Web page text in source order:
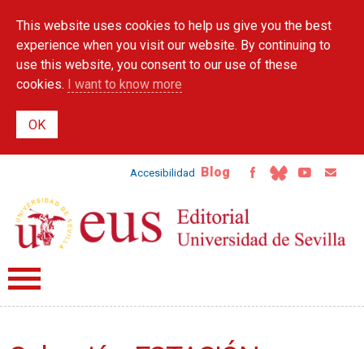
main
content
This website uses cookies to help us give you the best
experience when you visit our website. By continuing to
use this website, you consent to our use of these
cookies. I want to know more
Accesibilidad Blog